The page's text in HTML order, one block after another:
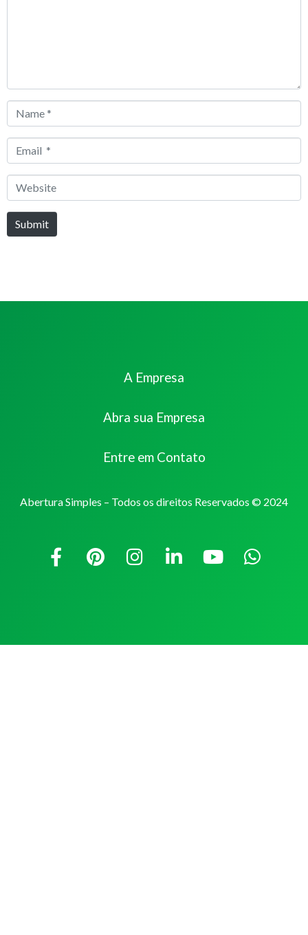
Name
Email
Website
Submit
A Empresa
Abra sua Empresa
Entre em Contato
Abertura Simples – Todos os direitos Reservados © 2024